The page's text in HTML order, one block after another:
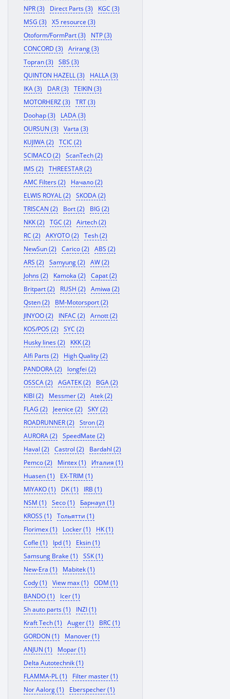
NPR (3)
Direct Parts (3)
KGC (3)
MSG (3)
X5 resource (3)
Otoform/FormPart (3)
NTP (3)
CONCORD (3)
Arirang (3)
Topran (3)
SBS (3)
QUINTON HAZELL (3)
HALLA (3)
IKA (3)
DAR (3)
TEIKIN (3)
MOTORHERZ (3)
TRT (3)
Doohap (3)
LADA (3)
OURSUN (3)
Varta (3)
KUJIWA (2)
TCIC (2)
SCIMACO (2)
ScanTech (2)
IMS (2)
THREESTAR (2)
AMC Filters (2)
Начало (2)
ELWIS ROYAL (2)
SKODA (2)
TRISCAN (2)
Bort (2)
BIG (2)
NKK (2)
TGC (2)
Airtech (2)
RC (2)
AKYOTO (2)
Tesh (2)
NewSun (2)
Carico (2)
ABS (2)
ARS (2)
Samyung (2)
AW (2)
Johns (2)
Kamoka (2)
Capat (2)
Britpart (2)
RUSH (2)
Amiwa (2)
Qsten (2)
BM-Motorsport (2)
JINYOO (2)
INFAC (2)
Arnott (2)
KOS/POS (2)
SYC (2)
Husky lines (2)
KKK (2)
Alfi Parts (2)
High Quality (2)
PANDORA (2)
longfei (2)
OSSCA (2)
AGATEK (2)
BGA (2)
KIBI (2)
Messmer (2)
Atek (2)
FLAG (2)
Jeenice (2)
SKY (2)
ROADRUNNER (2)
Stron (2)
AURORA (2)
SpeedMate (2)
Haval (2)
Castrol (2)
Bardahl (2)
Pemco (2)
Mintex (1)
Италия (1)
Huasen (1)
EX-TRIM (1)
MIYAKO (1)
DK (1)
IRB (1)
NSM (1)
Seco (1)
Барнаул (1)
KROSS (1)
Тольятти (1)
Florimex (1)
Locker (1)
HK (1)
Cofle (1)
Ipd (1)
Eksin (1)
Samsung Brake (1)
SSK (1)
New-Era (1)
Mabitek (1)
Cody (1)
View max (1)
ODM (1)
BANDO (1)
Icer (1)
Sh auto parts (1)
INZI (1)
Kraft Tech (1)
Auger (1)
BRC (1)
GORDON (1)
Manover (1)
ANJUN (1)
Mopar (1)
Delta Autotechnik (1)
FLAMMA-PL (1)
Filter master (1)
Nor Aalorg (1)
Eberspecher (1)